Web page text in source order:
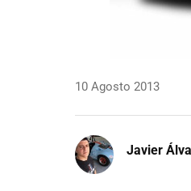
10 Agosto 2013
Javier